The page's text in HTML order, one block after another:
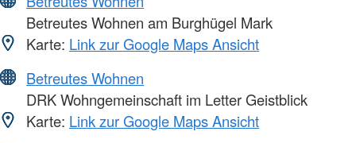
Betreutes Wohnen am Burghügel Mark
Karte: Link zur Google Maps Ansicht
Betreutes Wohnen
DRK Wohngemeinschaft im Letter Geistblick
Karte: Link zur Google Maps Ansicht